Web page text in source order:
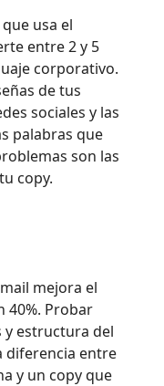
usa el
entre 2 y 5
corporativo.
de tus
sociales y las
palabras que
son las
copy.
mejora el
40%. Probar
y estructura del
diferencia entre
y un copy que